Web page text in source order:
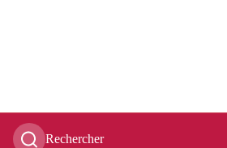
Rechercher